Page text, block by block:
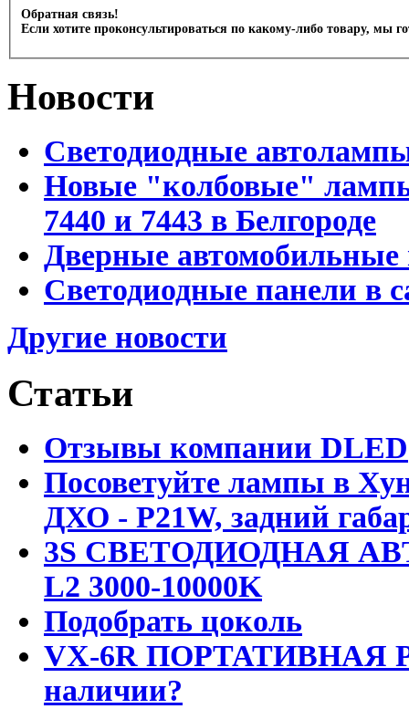
Обратная связь!
Если хотите проконсультироваться по какому-либо товару, мы
Новости
Светодиодные
Новые "колбовые"
7440 и 7443 в Белгороде
Дверные автомобильные
Светодиодные панели в
Другие новости
Статьи
Отзывы компании DLED
Посоветуйте лампы в
ДХО - P21W, задний
3S СВЕТОДИОДНАЯ
L2 3000-10000K
Подобрать цоколь
VX-6R ПОРТАТИВНАЯ
наличии?